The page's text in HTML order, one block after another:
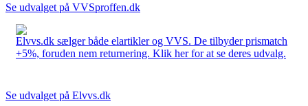
Se udvalget på VVSproffen.dk
Elvvs.dk sælger både elartikler og VVS. De tilbyder prismatch
+5%, foruden nem returnering. Klik her for at se deres udvalg.
Se udvalget på Elvvs.dk